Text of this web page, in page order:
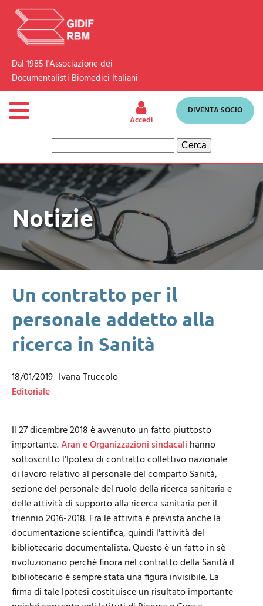
Dal 1985 l'Associazione dei
Documentalisti Biomedici Italiani
Accedi
DIVENTA SOCIO
per:
Notizie
Un contratto per il
personale addetto alla
ricerca in Sanità
18/01/2019 Ivana Truccolo
Editoriale
Il 27 dicembre 2018 è avvenuto un fatto piuttosto
importante.Aran e Organizzazioni sindacali hanno
sottoscritto l’Ipotesi di contratto collettivo nazionale
di lavoro relativo al personale del comparto Sanità,
sezione del personale del ruolo della ricerca sanitaria e
delle attività di supporto alla ricerca sanitaria per il
triennio 2016-2018. Fra le attività è prevista anche la
documentazione scientifica, quindi l'attività del
bibliotecario documentalista. Questo è un fatto in sè
rivoluzionario perchè finora nel contratto della Sanità il
bibliotecario è sempre stata una figura invisibile. La
firma di tale Ipotesi costituisce un risultato importante